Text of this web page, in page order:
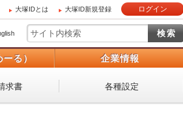
大塚IDとは 大塚ID新規登録 ログイン
る） 企業情報
求書 各種設定